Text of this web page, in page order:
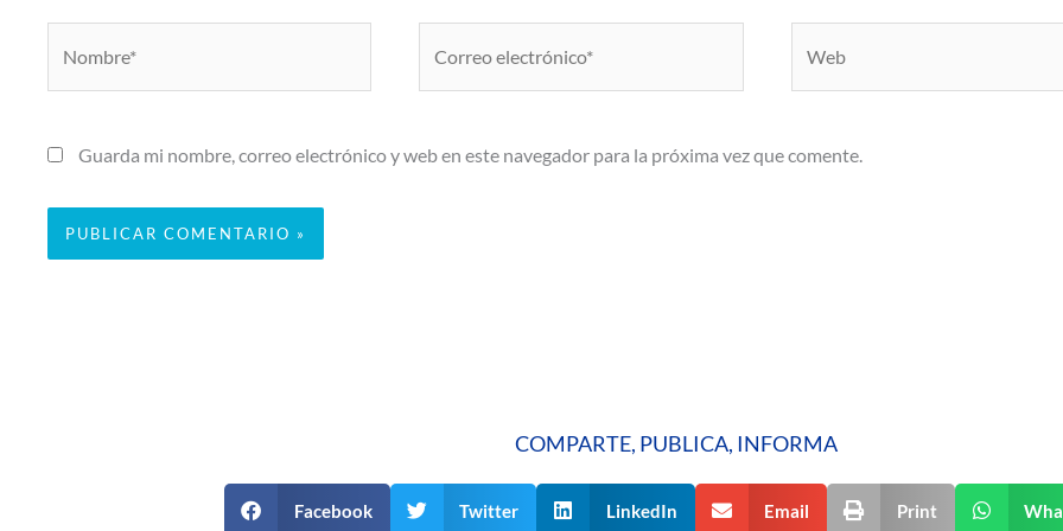
Guarda mi nombre, correo electrónico y web en este navegador para la próxima vez que comente.
COMPARTE, PUBLICA, INFORMA
Facebook Twitter LinkedIn Email Print